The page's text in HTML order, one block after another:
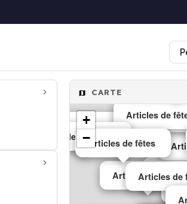
CARTE
Articles de fêtes
Articles de fêtes
Articles de
Articles de fêtes
Articles de fêtes
Articles de
Articles
+
−